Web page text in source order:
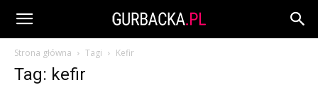
Strona główna Tagi Kefir
Tag: kefir